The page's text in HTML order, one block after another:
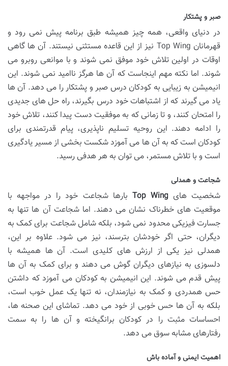
صبر و پشتکار
در دنیای واقعی، همه چیز همیشه طبق برنامه پیش نمی رود و
قهرمانان Top Wing نیز از این قاعده مستثنی نیستند. آن ها گاهی
اوقات در اولین تلاش خود موفق نمی شوند و با موانعی روبرو می
شوند. اما نکته مهم اینجاست که آن ها هرگز ناامید نمی شوند. این
انیمیشن به زیبایی به کودکان درس صبر و پشتکار را می دهد. آن ها
یاد می گیرند که از اشتباهات خود درس بگیرند، راه حل های جدیدی
را امتحان کنند، و تا زمانی که به موفقیت دست پیدا کنند، تلاش خود
را ادامه دهند. این روحیه تسلیم ناپذیری، پیام قدرتمندی برای
کودکان است که به آن ها می آموزد شکست بخشی از مسیر یادگیری
است و با تلاش مستمر، می توان به هر هدفی رسید.
شجاعت و همدلی
شخصیت های Top Wing بارها شجاعت خود را در مواجهه با
موقعیت های خطرناک نشان می دهند. اما شجاعت آن ها تنها به
جسارت فیزیکی محدود نمی شود، بلکه شامل شجاعت برای کمک به
دیگران، حتی اگر خودشان بترسند، نیز می شود. علاوه بر این،
همدلی نیز یکی از ارزش های کلیدی است. آن ها همیشه با
دلسوزی به نیازهای دیگران گوش می دهند و برای کمک به آن ها
پیش قدم می شوند. این انیمیشن به کودکان می آموزد که داشتن
حس همدردی و کمک به نیازمندان، نه تنها یک عمل خوب است،
بلکه به آن ها حس خوبی از خود می دهد. تماشای این صحنه ها،
احساسات مثبت را در کودکان برانگیخته و آن ها را به سمت
رفتارهای مشابه سوق می دهد.
اهمیت ایمنی و آماده باش